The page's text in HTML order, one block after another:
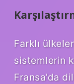
Farklı
sistemlerin
Fransa’da